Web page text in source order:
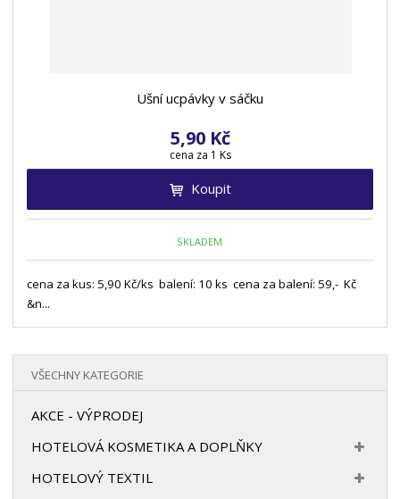
Ušní ucpávky v sáčku
5,90 Kč
cena za 1 Ks
Koupit
SKLADEM
cena za kus: 5,90 Kč/ks balení: 10 ks cena za balení: 59,- Kč
&n...
VŠECHNY KATEGORIE
AKCE - VÝPRODEJ
HOTELOVÁ KOSMETIKA A DOPLŇKY
HOTELOVÝ TEXTIL